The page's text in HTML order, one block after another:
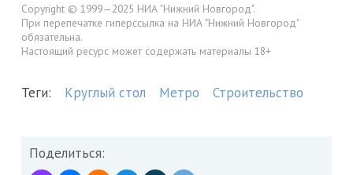
Copyright © 1999—2025 НИА "Нижний Новгород".
При перепечатке гиперссылка на НИА "Нижний Новгород"
обязательна.
Настоящий ресурс может содержать материалы 18+
Теги: Круглый стол Метро Строительство
Поделиться: